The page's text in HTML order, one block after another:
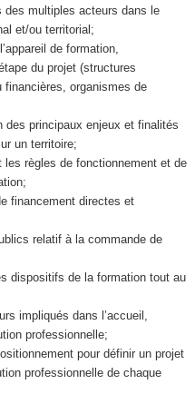
des multiples acteurs dans le
et/ou territorial;
de formation,
du projet (structures
organismes de
des principaux enjeux et finalités
un territoire;
règles de fonctionnement et de
financement directes et
relatif à la commande de
dispositifs de la formation tout au
impliqués dans l’accueil,
professionnelle;
pour définir un projet
professionnelle de chaque